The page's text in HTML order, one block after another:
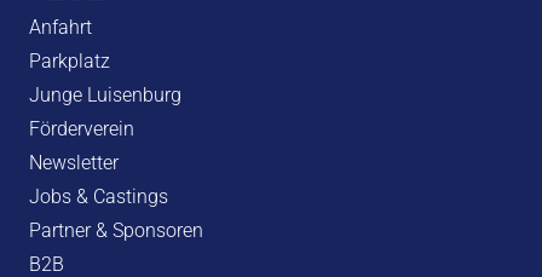
Anfahrt
Parkplatz
Junge Luisenburg
Förderverein
Newsletter
Jobs & Castings
Partner & Sponsoren
B2B